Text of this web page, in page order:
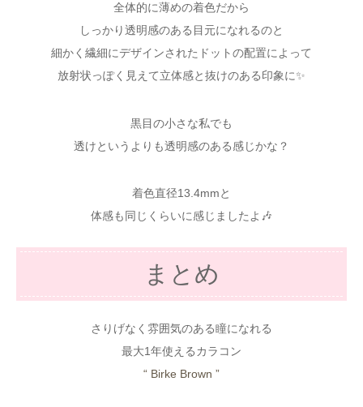
全体的に薄めの着色だから
しっかり透明感のある目元になれるのと
細かく繊細にデザインされたドットの配置によって
放射状っぽく見えて立体感と抜けのある印象に✨
黒目の小さな私でも
透けというよりも透明感のある感じかな？
着色直径13.4mmと
体感も同じくらいに感じましたよ🎶
まとめ
さりげなく雰囲気のある瞳になれる
最大1年使えるカラコン
“ Birke Brown ”